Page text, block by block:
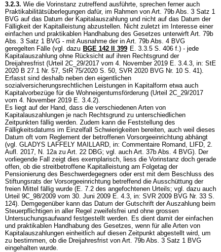
3.2.3. Wie die Vorinstanz zutreffend ausführte, sprechen ferner auch
Praktikabilitätsüberlegungen dafür, im Rahmen von Art. 79b Abs. 3 Satz 1
BVG auf das Datum der Kapitalauszahlung und nicht auf das Datum der
Fälligkeit der Kapitalleistung abzustellen. Nicht zuletzt im Interesse einer
einfachen und praktikablen Handhabung des Gesetzes unterwirft Art. 79b
Abs. 3 Satz 1 BVG - mit Ausnahme der in Art. 79b Abs. 4 BVG
geregelten Fälle (vgl. dazu BGE 142 II 399 E. 3.3.5 S. 406 f.) - jede
Kapitalauszahlung ohne Rücksicht auf ihren Rechtsgrund der
Dreijahresfrist (Urteil 2C_29/2017 vom 4. November 2019 E. 3.4.3, in: StE
2020 B 27.1 Nr. 57, StR 75/2020 S. 50, SVR 2020 BVG Nr. 10 S. 41).
Erfasst sind deshalb neben den eigentlichen
sozialversicherungsrechtlichen Leistungen in Kapitalform etwa auch
Kapitalvorbezüge für die Wohneigentumsförderung (Urteil 2C_29/2017
vom 4. November 2019 E. 3.4.2).
Es liegt auf der Hand, dass die verschiedenen Arten von
Kapitalauszahlungen je nach Rechtsgrund zu unterschiedlichen
Zeitpunkten fällig werden. Zudem kann die Feststellung des
Fälligkeitsdatums im Einzelfall Schwierigkeiten bereiten, auch weil dieses
Datum oft vom Reglement der betroffenen Vorsorgeeinrichtung abhängt
(vgl. GLADYS LAFFELY MAILLARD, in: Commentaire Romand, LIFD, 2.
Aufl. 2017, N. 12a zu Art. 22 DBG; vgl. auch Art. 37b Abs. 4 BVG). Der
vorliegende Fall zeigt dies exemplarisch, liess die Vorinstanz doch gerade
offen, ob die streitbetroffene Kapitalleistung am Folgetag der
Pensionierung des Beschwerdegegners oder erst mit dem Beschluss des
Stiftungsrats der Vorsorgeeinrichtung betreffend die Ausschüttung der
freien Mittel fällig wurde (E. 7.2 des angefochtenen Urteils; vgl. dazu auch
Urteil 9C_98/2009 vom 30. Juni 2009 E. 4.3, in: SVR 2009 BVG Nr. 33 S.
124). Demgegenüber kann das Datum der Gutschrift der Auszahlung beim
Steuerpflichtigen in aller Regel zweifelsfrei und ohne grossen
Untersuchungsaufwand festgestellt werden. Es dient damit der einfachen
und praktikablen Handhabung des Gesetzes, wenn für alle Arten von
Kapitalauszahlungen einheitlich auf diesen Zeitpunkt abgestellt wird, um
zu bestimmen, ob die Dreijahresfrist von Art. 79b Abs. 3 Satz 1 BVG
eingehalten wurde.